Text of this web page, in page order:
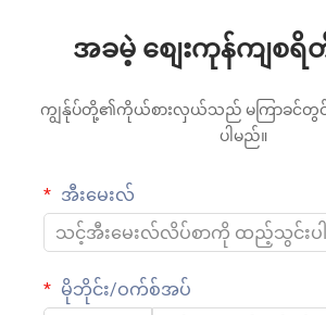
အခမဲ့ စျေးကုန်ကျစရိ
ကျွန်ုပ်တို့၏ကိုယ်စားလှယ်သည် မကြာခ
ပါမည်။
အီးမေးလ်
မိုဘိုင်း/ဝက်စ်အပ်